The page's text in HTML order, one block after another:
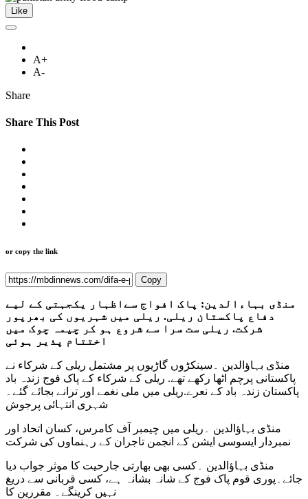
Like
A+
A-
Share
Share This Post
or copy the link
Copy
منڈی بہاءالدین: پاک افواج سےاظہار یکجہتی کے لیے
دفاع پاکستان ریلی. ریلی میں شہریوں کی بھرپور
شرکت. ریلی ست سرا سے شروع ہو کر چیمہ چوک میں
اختتام پذیر ہوئی
منڈی بہاؤالدین ۔سینکڑوں گاڑیوں پر مشتمل ریلی کے شرکاء نے
پاکستانی پرچم اٹھا رکھے تھے. ریلی کے شرکاء کے پاک فوج زندہ باد
پاکستان زندہ باد کے نعرے.ریلی میں ملی نغمے اور ترانے بجائے گئے۔
شہری انتہائی پرجوش
منڈی بہاؤالدین ۔ریلی میں چیمبر آف کامرس، کسان اتحاد اور
نمبردار ایسوسی ایشن کے انجمن تاجران کے رہنماوں کی شرکت
منڈی بہاؤالدین ۔کسی بھی بھارتی جارحیت کا موثر جواب دیا
جائے۔پوری قوم پاک فوج کے شانہ بشانہ ہے، کسی قربانی سے دریغ
نہیں کرینگے۔ مقررین کا